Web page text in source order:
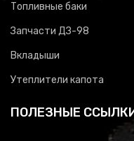
Топливные баки
Запчасти ДЗ-98
Вкладыши
Утеплители капота
ПОЛЕЗНЫЕ